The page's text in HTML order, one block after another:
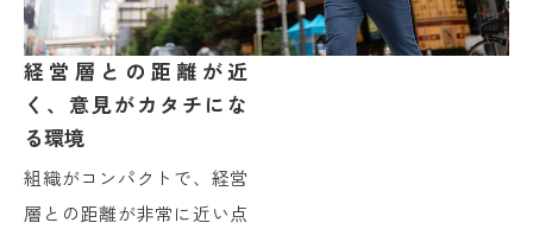
経営層との距離が近
く、意見がカタチにな
る環境
組織がコンパクトで、経営
層との距離が非常に近い点